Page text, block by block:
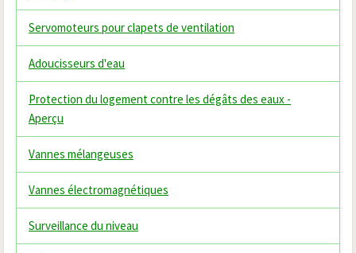
Servomoteurs pour clapets de ventilation
Adoucisseurs d'eau
Protection du logement contre les dégâts des eaux -
Aperçu
Vannes mélangeuses
Vannes électromagnétiques
Surveillance du niveau